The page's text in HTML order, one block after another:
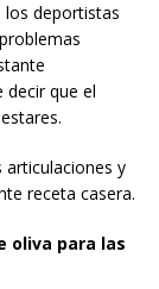
los deportistas
que el
articulaciones y
receta casera.
oliva para las